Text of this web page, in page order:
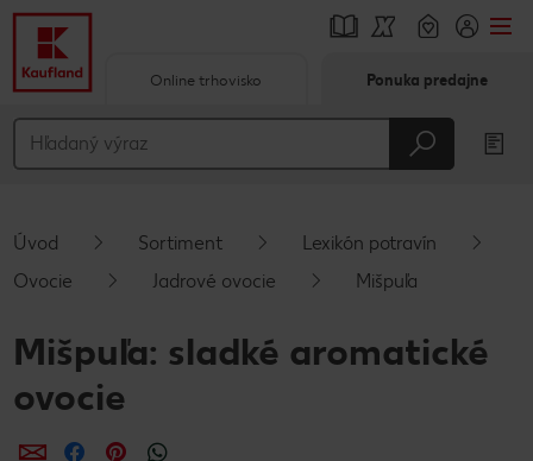
Hlavný obsah
Vyskakovací bočný panel
Online trhovisko Ponuka predajne
Úvod Sortiment
Lexikón potravín
Ovocie
Jadrové ovocie Mišpuľa
Mišpuľa: sladké aromatické
ovocie
ZdieľaťZdieľaťZdieľať